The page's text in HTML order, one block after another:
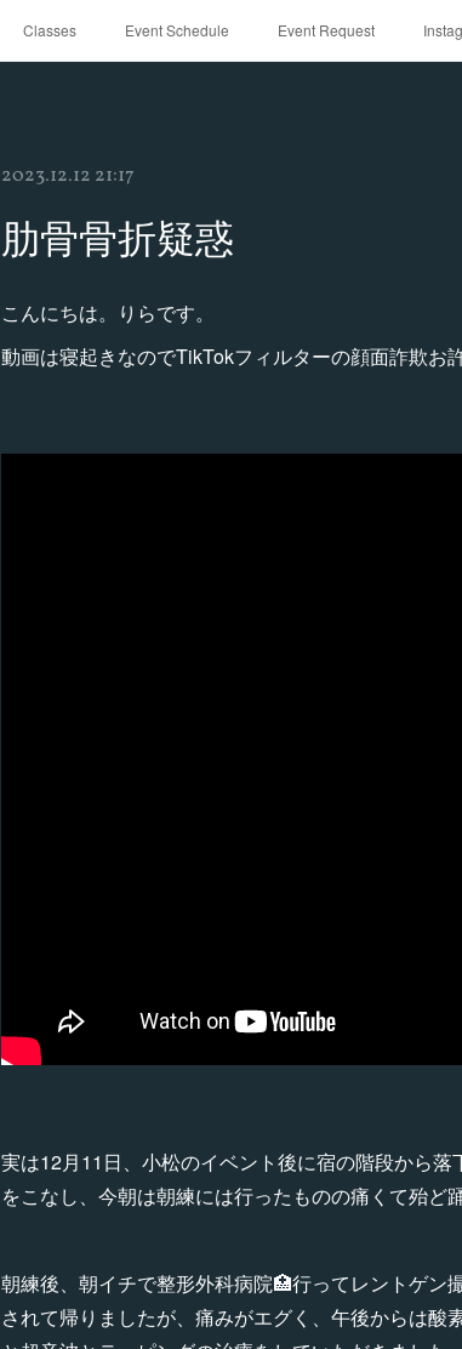
Classes Event Schedule Event Request
2023.12.12 21:17
肋骨骨折疑惑
こんにちは。りらです。
動画は寝起きなのでTikTokフィルターの顔面詐欺お
実は12月11日、小松のイベント後に宿の階段から
をこなし、今朝は朝練には行ったものの痛くて殆ど
朝練後、朝イチで整形外科病院🏥行ってレントゲ
されて帰りましたが、痛みがエグく、午後からは